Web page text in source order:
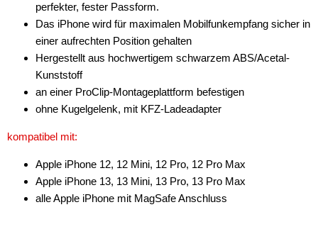
Radiorahmen
SD-Adapter
Stromversorgung
Subwoofer-Zubehör
Vorverstärkeradapter
perfekter, fester Passform.
Das iPhone wird für maximalen Mobilfunkempfang sicher in
einer aufrechten Position gehalten
Hergestellt aus hochwertigem schwarzem ABS/Acetal-
Kunststoff
an einer ProClip-Montageplattform befestigen
ohne Kugelgelenk, mit KFZ-Ladeadapter
kompatibel mit:
Apple iPhone 12, 12 Mini, 12 Pro, 12 Pro Max
Apple iPhone 13, 13 Mini, 13 Pro, 13 Pro Max
alle Apple iPhone mit MagSafe Anschluss